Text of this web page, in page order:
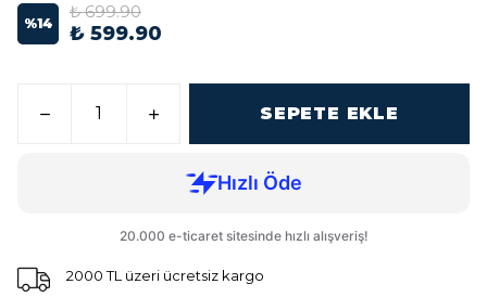
%14
₺ 699.90
₺ 599.90
SEPETE EKLE
2000 TL üzeri ücretsiz kargo